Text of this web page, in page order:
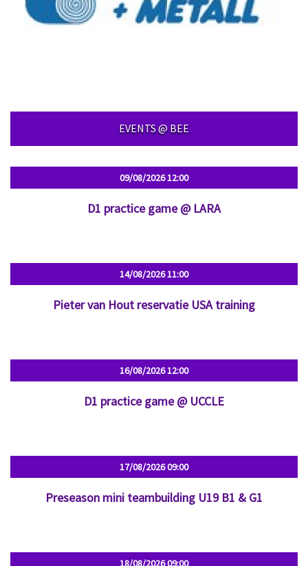
EVENTS @ BEE
09/08/202612:00
D1 practice game @ LARA
14/08/202611:00
Pieter van Hout reservatie USA training
16/08/202612:00
D1 practice game @ UCCLE
17/08/202609:00
Preseason mini teambuilding U19 B1 & G1
18/08/202609:00